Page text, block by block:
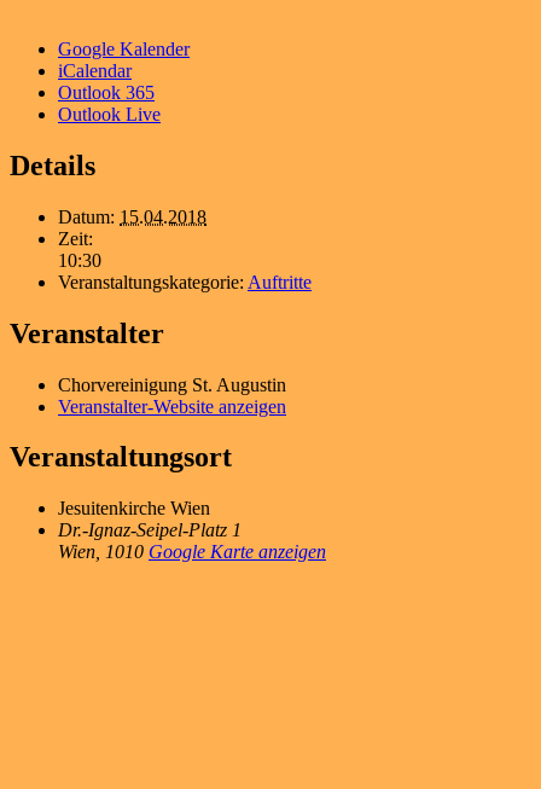
Google Kalender
iCalendar
Outlook 365
Outlook Live
Details
Datum: 15.04.2018
Zeit:
10:30
Veranstaltungskategorie: Auftritte
Veranstalter
Chorvereinigung St. Augustin
Veranstalter-Website anzeigen
Veranstaltungsort
Jesuitenkirche Wien
Dr.-Ignaz-Seipel-Platz 1
Wien 1010 Google Karte anzeigen